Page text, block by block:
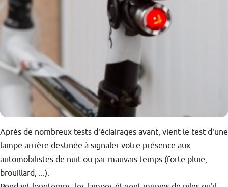
Après de nombreux tests d'éclairages avant, vient le test d'une
lampe arrière destinée à signaler votre présence aux
automobilistes de nuit ou par mauvais temps (forte pluie,
brouillard, ...).